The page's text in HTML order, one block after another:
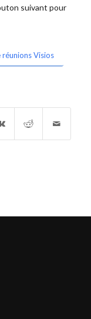
suivant pour
Visios